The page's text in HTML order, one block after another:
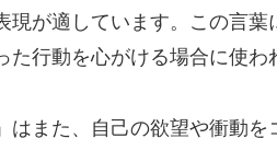
現が適しています。この言
た行動を心がける場合に使わ
はまた、自己の欲望や衝動